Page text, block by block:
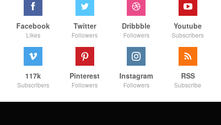
Facebook
Likes
Twitter
Followers
Dribbble
Followers
Youtube
Subscribers
117k
Subscribers
Pinterest
Followers
Instagram
Followers
RSS
Subscribe